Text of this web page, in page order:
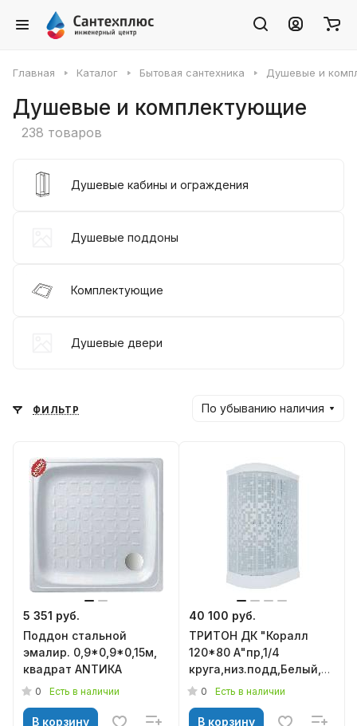
Главная Каталог Бытовая сантехника Душевые и
Душевые и комплектующие
238 товаров
Душевые кабины и ограждения
Душевые поддоны
Комплектующие
Душевые двери
ФИЛЬТР По убыванию наличия
5 351 руб.
Поддон стальной
эмалир. 0,9*0,9*0,15м,
квадрат АNТИКА
0 Есть в наличии
В корзину
40 100 руб.
ТРИТОН ДК "Коралл
120*80 А"пр,1/4
мест)+сифон D90мм
0 Есть в наличии
В корзину